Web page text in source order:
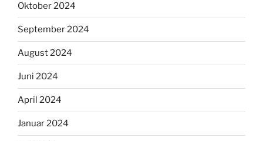
Oktober 2024
September 2024
August 2024
Juni 2024
April 2024
Januar 2024